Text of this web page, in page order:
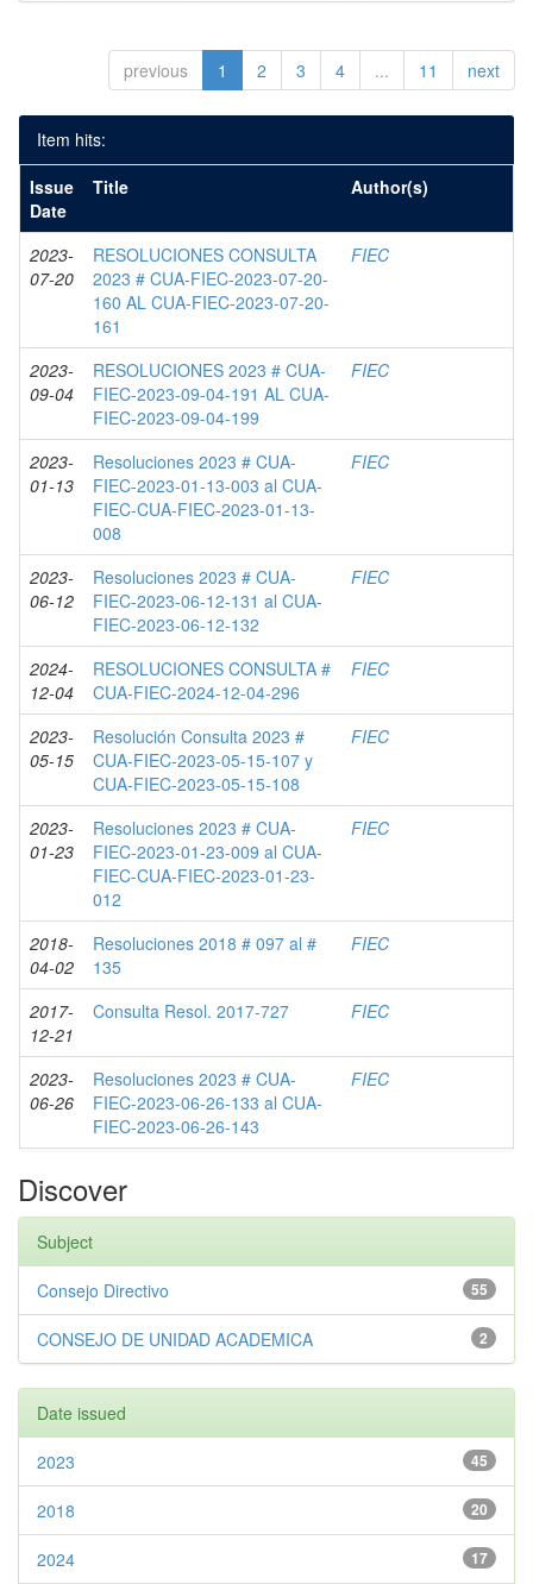
previous 1 2 3 4 ... 11 next
Item hits:
Issue
Date
Title Author(s)
2023-
07-20
RESOLUCIONES CONSULTA
2023 # CUA-FIEC-2023-07-20-
160 AL CUA-FIEC-2023-07-20-
161
FIEC
2023-
09-04
RESOLUCIONES 2023 # CUA-
FIEC-2023-09-04-191 AL CUA-
FIEC-2023-09-04-199
FIEC
2023-
01-13
Resoluciones 2023 # CUA-
FIEC-2023-01-13-003 al CUA-
FIEC-CUA-FIEC-2023-01-13-
008
FIEC
2023-
06-12
Resoluciones 2023 # CUA-
FIEC-2023-06-12-131 al CUA-
FIEC-2023-06-12-132
FIEC
2024-
12-04
RESOLUCIONES CONSULTA #
CUA-FIEC-2024-12-04-296
FIEC
2023-
05-15
Resolución Consulta 2023 #
CUA-FIEC-2023-05-15-107 y
CUA-FIEC-2023-05-15-108
FIEC
2023-
01-23
Resoluciones 2023 # CUA-
FIEC-2023-01-23-009 al CUA-
FIEC-CUA-FIEC-2023-01-23-
012
FIEC
2018-
04-02
Resoluciones 2018 # 097 al #
135
FIEC
2017-
12-21
Consulta Resol. 2017-727 FIEC
2023-
06-26
Resoluciones 2023 # CUA-
FIEC-2023-06-26-133 al CUA-
FIEC-2023-06-26-143
FIEC
Discover
Subject
55
Consejo Directivo
2
CONSEJO DE UNIDAD ACADEMICA
Date issued
45
2023
20
2018
17
2024